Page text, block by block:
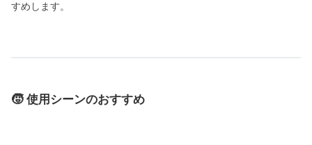
すめします。
🧒 使用シーンのおすすめ